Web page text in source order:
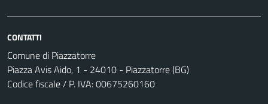
CONTATTI
Comune di Piazzatorre
Piazza Avis Aido, 1 - 24010 - Piazzatorre (BG)
Codice fiscale / P. IVA: 00675260160